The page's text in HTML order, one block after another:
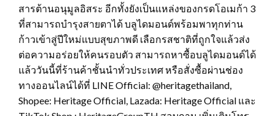
สารต้านอนุมูลอิสระ อีกทั้งยังเป็นแหล่งของกรดโอเมก้า 3
ที่สามารถบำรุงสายตาได้ บลูไดมอนด์พร้อมพาทุกท่าน
ก้าวเข้าสู่ปีใหม่แบบสุขภาพดี เลือกรสชาติที่ถูกใจแล้วส่ง
ต่อความอร่อยให้คนรอบตัว สามารถหาซื้อบลูไดมอนด์ได้
แล้ววันนี้ที่ร้านค้าชั้นนำทั่วประเทศ หรือสั่งซื้อผ่านช่อง
ทางออนไลน์ได้ที่ LINE Official: @heritagethailand,
Shopee: Heritage Official, Lazada: Heritage Official และ